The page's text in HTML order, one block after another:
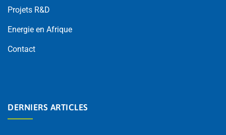
Projets R&D
Energie en Afrique
Contact
DERNIERS ARTICLES